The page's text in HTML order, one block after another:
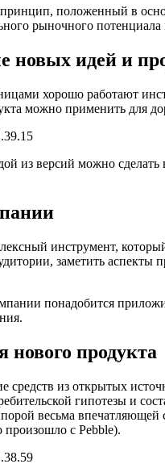
положенный в
рыночного потенциала
новых идей и
хорошо работают
можно применить для
из версий можно сделать
инструмент,
заметить аспекты
понадобится
нового продукта
средств из открытых
гипотезы и
весьма
с Pebble).